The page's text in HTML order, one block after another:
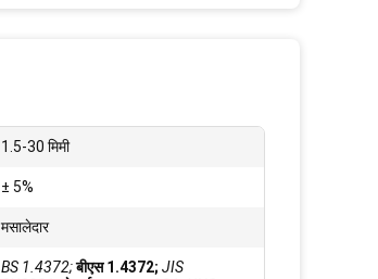
1.5-30 मिमी
± 5%
मसालेदार
BS 1.4372;बीएस 1.4372; JIS